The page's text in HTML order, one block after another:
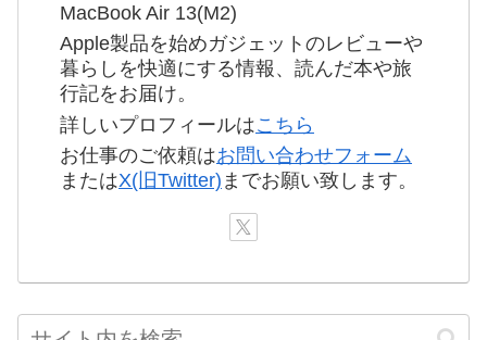
MacBook Air 13(M2)
Apple製品を始めガジェットのレビューや
暮らしを快適にする情報、読んだ本や旅
行記をお届け。
詳しいプロフィールはこちら
お仕事のご依頼はお問い合わせフォーム
またはX(旧Twitter) までお願い致します。